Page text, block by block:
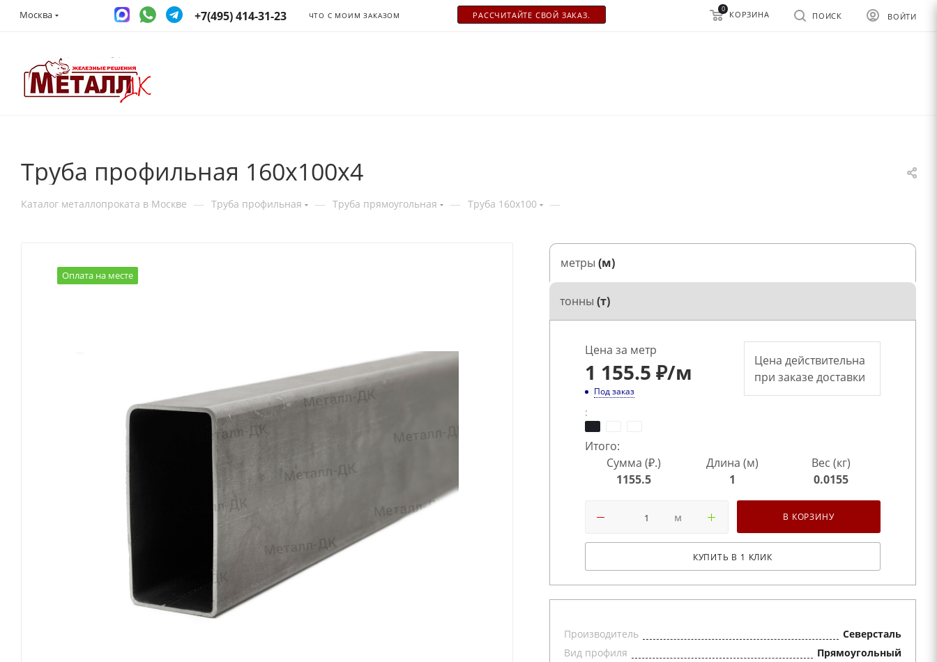
Москва +7(495) 414-31-23 ЧТО С МОИМ ЗАКАЗОМ РАСCЧИТАЙТЕ СВОЙ ЗАКАЗ. ВОЙТИ
ПОИСК
0
КОРЗИНА
Труба профильная 160х100x4
Каталог металлопроката в Москве — Труба профильная — Труба прямоугольная — Труба 160x100 —
Оплата на месте
метры (м)
тонны (т)
Цена за метр
1 155.5 ₽/м
Под заказ
Цена действительна
при заказе доставки
:
Итого:
Сумма (₽.)
1155.5
Длина (м)
1
Вес (кг)
0.0155
м В КОРЗИНУ
КУПИТЬ В 1 КЛИК
Производитель
Северсталь
Вид профиля
Прямоугольный